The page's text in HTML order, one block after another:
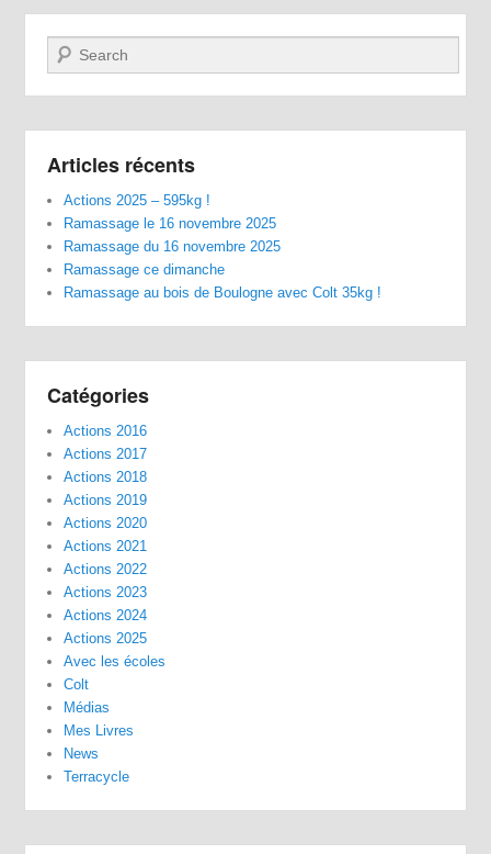
Recherche
Articles récents
Actions 2025 – 595kg !
Ramassage le 16 novembre 2025
Ramassage du 16 novembre 2025
Ramassage ce dimanche
Ramassage au bois de Boulogne avec Colt 35kg !
Catégories
Actions 2016
Actions 2017
Actions 2018
Actions 2019
Actions 2020
Actions 2021
Actions 2022
Actions 2023
Actions 2024
Actions 2025
Avec les écoles
Colt
Médias
Mes Livres
News
Terracycle